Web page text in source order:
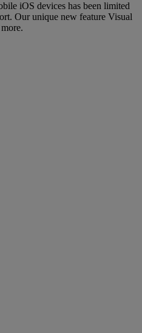
iOS devices has been limited
Our unique new feature Visual